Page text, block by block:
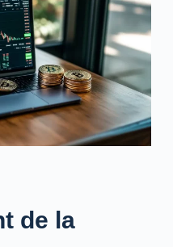
de la